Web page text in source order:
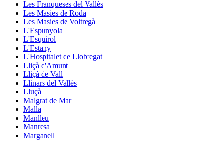
Les Franqueses del Vallès
Les Masies de Roda
Les Masies de Voltregà
L'Espunyola
L'Esquirol
L'Estany
L'Hospitalet de Llobregat
Lliçà d'Amunt
Lliçà de Vall
Llinars del Vallès
Lluçà
Malgrat de Mar
Malla
Manlleu
Manresa
Marganell